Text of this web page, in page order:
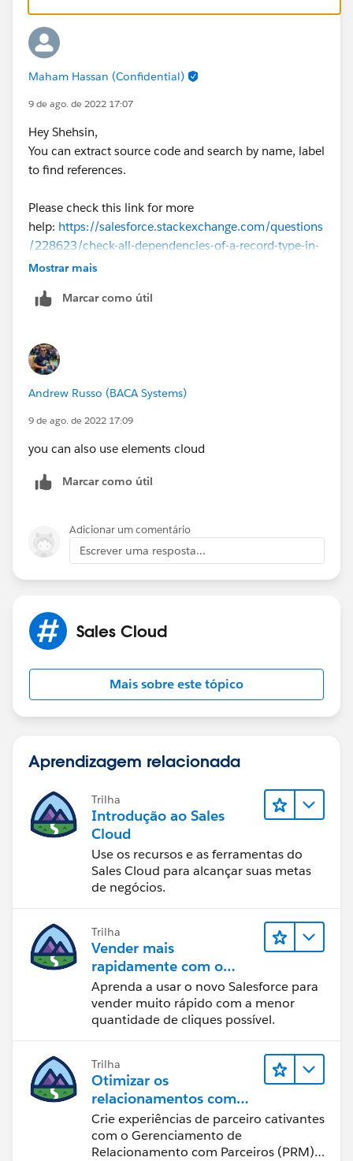
Maham Hassan (Confidential)
9 de ago. de 2022 17:07
Hey Shehsin,
You can extract source code and search by name, label
to find references.
Please check this link for more
help: https://salesforce.stackexchange.com/questions
/228623/check-all-dependencies-of-a-record-type-in-
the-organisation-before-deactivating
Mostrar mais
Marcar como útil
Andrew Russo (BACA Systems)
9 de ago. de 2022 17:09
you can also use elements cloud
Marcar como útil
Adicionar um comentário
Escrever uma resposta...
Sales Cloud
Mais sobre este tópico
Aprendizagem relacionada
Trilha
Introdução ao Sales
Cloud
Use os recursos e as ferramentas do
Sales Cloud para alcançar suas metas
de negócios.
Trilha
Vender mais
rapidamente com o
Sales Cloud
Aprenda a usar o novo Salesforce para
vender muito rápido com a menor
quantidade de cliques possível.
Trilha
Otimizar os
relacionamentos com
parceiros usando o Sales
Cloud PRM
Crie experiências de parceiro cativantes
com o Gerenciamento de
Relacionamento com Parceiros (PRM)